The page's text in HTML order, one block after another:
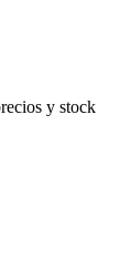
y stock